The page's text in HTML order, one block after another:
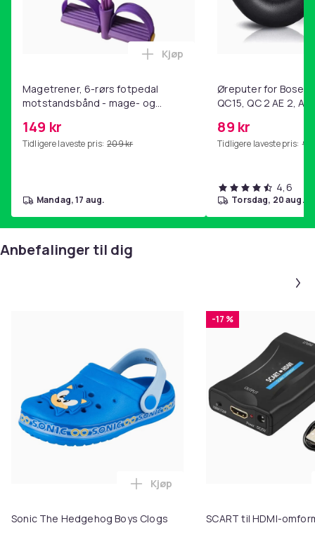
Magetrener, 6-rørs fotpedal
motstandsbånd - mage- og
hjemmegymnastikk Purple
149 kr
Tidligere laveste pris: 209 kr
Legg Magetrener, 6-rørs
Kjøp
mandag, 17 aug.
Øreputer for Bose
QC15, QC 2 AE 2, AE
89 kr
Tidligere laveste pris: 99
4,6
torsdag, 20 aug.
Anbefalinger til dig
Sonic The Hedgehog Boys Clogs
Legg Sonic The Hedgehog
Kjøp
-17 %
SCART til HDMI-